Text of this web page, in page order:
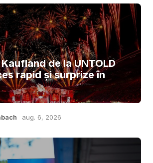
de la UNTOLD
rapid și surprize în
aug. 6, 2026